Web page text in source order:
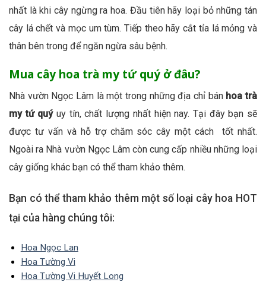
nhất là khi cây ngừng ra hoa. Đầu tiên hãy loại bỏ những tán
cây lá chết và mọc um tùm. Tiếp theo hãy cắt tỉa lá mỏng và
thân bên trong để ngăn ngừa sâu bệnh.
Mua cây hoa trà my tứ quý ở đâu?
Nhà vườn Ngọc Lâm là một trong những địa chỉ bán hoa trà
my tứ quýuy tín, chất lượng nhất hiện nay. Tại đây bạn sẽ
được tư vấn và hỗ trợ chăm sóc cây một cách tốt nhất.
Ngoài ra Nhà vườn Ngọc Lâm còn cung cấp nhiều những loại
cây giống khác bạn có thể tham khảo thêm.
Bạn có thể tham khảo thêm một số loại cây hoa HOT
tại của hàng chúng tôi:
Hoa Ngọc Lan
Hoa Tường Vi
Hoa Tường Vi Huyết Long